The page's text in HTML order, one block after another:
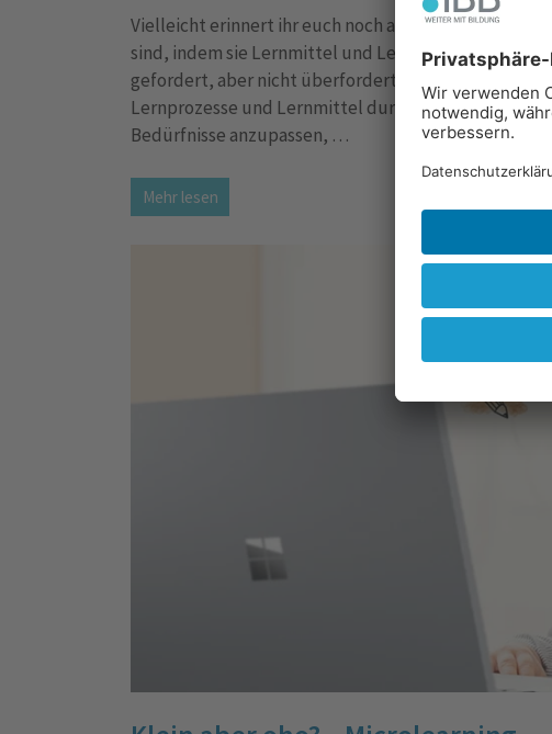
Vielleicht erinnert ihr euch noch an Lehrer aus eurer
sind, indem sie Lernmittel und Lernmethoden an
gefordert, aber nicht überfordert haben. Neben
Lernprozesse und Lernmittel durch Beobachtung
Bedürfnisse anzupassen, …
Mehr lesen